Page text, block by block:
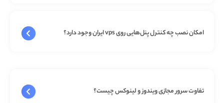
امکان نصب چه کنترل پنل‌هایی روی vps ایران وجود دارد؟
تفاوت سرور مجازی ویندوز و لینوکس چیست؟